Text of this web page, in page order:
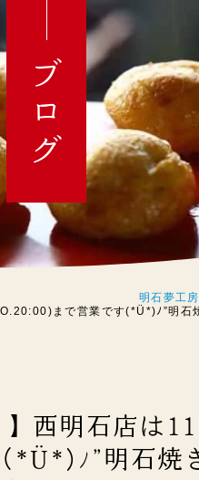
ブログ
明石夢工
まで営業です(*Ü*)ﾉ”明石
西明石店は
ﾉ”明石焼